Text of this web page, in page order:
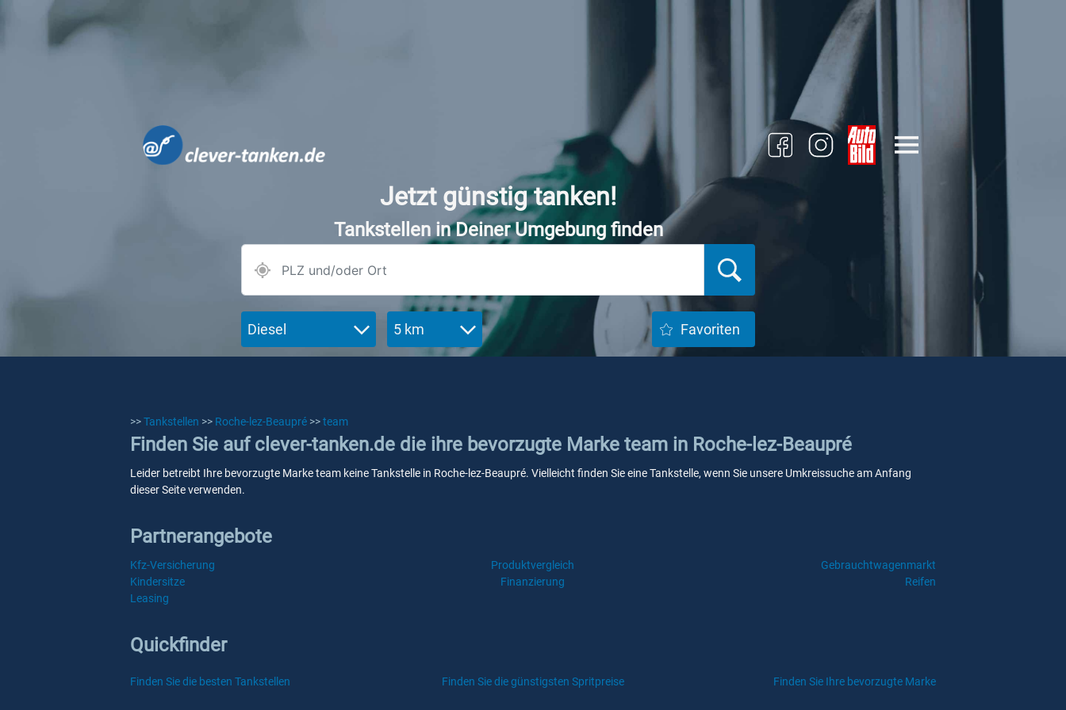
Jetzt günstig tanken!
Tankstellen in Deiner Umgebung finden
Diesel 5 km Favoriten
>>Tankstellen >> Roche-lez-Beaupré >>team
Finden Sie auf clever-tanken.de die ihre bevorzugte Marke team in Roche-lez-Beaupré
Leider betreibt Ihre bevorzugte Marke team keine Tankstelle in Roche-lez-Beaupré. Vielleicht finden Sie eine Tankstelle, wenn Sie unsere Umkreissuche am Anfang
dieser Seite verwenden.
Partnerangebote
Kfz-Versicherung Produktvergleich
Gebrauchtwagenmarkt
Kindersitze
Finanzierung
Reifen
Leasing
Quickfinder
Finden Sie die besten Tankstellen Finden Sie die günstigsten Spritpreise Finden Sie Ihre bevorzugte Marke